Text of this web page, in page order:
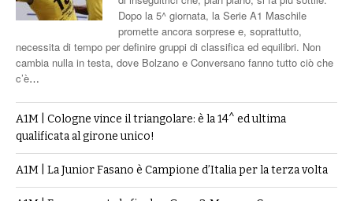
Dopo la 5^ giornata, la Serie A1 Maschile
promette ancora sorprese e, soprattutto,
necessita di tempo per definire gruppi di classifica ed equilibri. Non
cambia nulla in testa, dove Bolzano e Conversano fanno tutto ciò che
c’è…
A1M | Cologne vince il triangolare: è la 14^ ed ultima
qualificata al girone unico!
A1M | La Junior Fasano è Campione d’Italia per la terza volta